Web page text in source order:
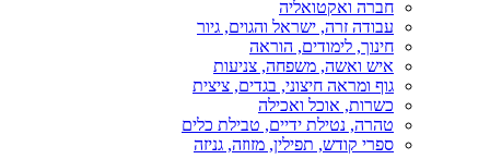
חברה ואקטואליה
עבודה זרה, ישראל והגוים, גיור
חינוך, לימודים, הוראה
איש ואשה, משפחה, צניעות
גוף ומראה חיצוני, בגדים, ציצית
כשרות, אוכל ואכילה
טהרה, נטילת ידיים, טבילת כלים
ספרי קודש, תפילין, מזוזה, גניזה